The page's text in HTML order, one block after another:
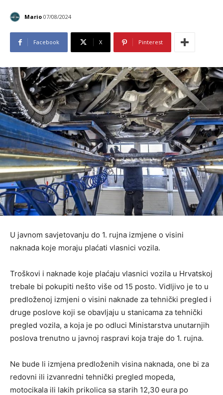
Mario 07/08/2024
Facebook X Pinterest
U javnom savjetovanju do 1. rujna izmjene o visini
naknada koje moraju plaćati vlasnici vozila.
Troškovi i naknade koje plaćaju vlasnici vozila u Hrvatskoj
trebale bi pokupiti nešto više od 15 posto. Vidljivo je to u
predloženoj izmjeni o visini naknade za tehnički pregled i
druge poslove koji se obavljaju u stanicama za tehnički
pregled vozila, a koja je po odluci Ministarstva unutarnjih
poslova trenutno u javnoj raspravi koja traje do 1. rujna.
Ne bude li izmjena predloženih visina naknada, one bi za
redovni ili izvanredni tehnički pregled mopeda,
motocikala ili lakih prikolica sa starih 12,30 eura po